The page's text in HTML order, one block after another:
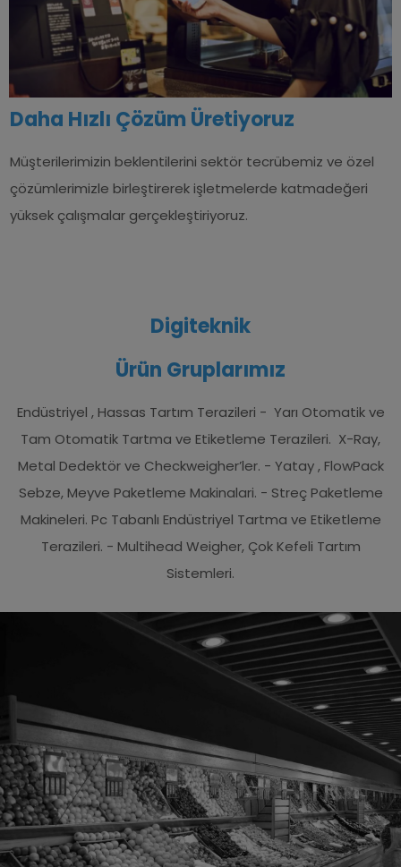
Daha Hızlı Çözüm Üretiyoruz
Müşterilerimizin beklentilerini sektör tecrübemiz ve özel
çözümlerimizle birleştirerek işletmelerde katmadeğeri
yüksek çalışmalar gerçekleştiriyoruz.
Digiteknik
Ürün Gruplarımız
Endüstriyel , Hassas Tartım Terazileri - Yarı Otomatik ve
Tam Otomatik Tartma ve Etiketleme Terazileri. X-Ray,
Metal Dedektör ve Checkweigher’ler. - Yatay , FlowPack
Sebze, Meyve Paketleme Makinalari. - Streç Paketleme
Makineleri. Pc Tabanlı Endüstriyel Tartma ve Etiketleme
Terazileri. - Multihead Weigher, Çok Kefeli Tartım
Sistemleri.